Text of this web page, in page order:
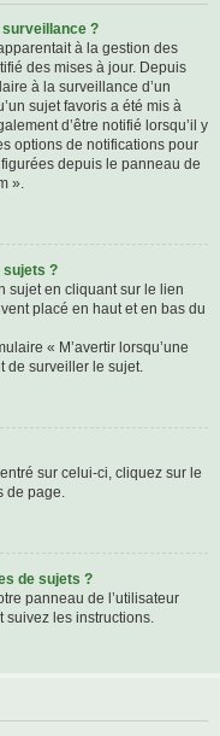
?
à la gestion des
des mises à jour. Depuis
à la surveillance d’un
sujet favoris a été mis à
d’être notifié lorsqu’il y
options de notifications pour
depuis le panneau de
».
sujets ?
sujet en cliquant sur le lien
placé en haut et en bas du
« M’avertir lorsqu’une
de surveiller le sujet.
sur celui-ci, cliquez sur le
de page.
de sujets ?
panneau de l’utilisateur
suivez les instructions.